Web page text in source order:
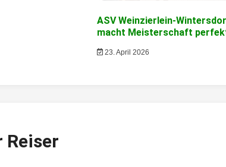
ASV Weinzierlein-
macht Meisterschaft
23. April 2026
Reiser